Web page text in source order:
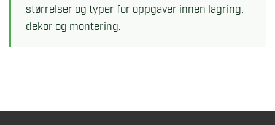
størrelser og typer for oppgaver innen lagring,
dekor og montering.